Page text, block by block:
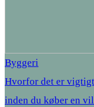
Byggeri
Hvorfor det er
inden du køber en